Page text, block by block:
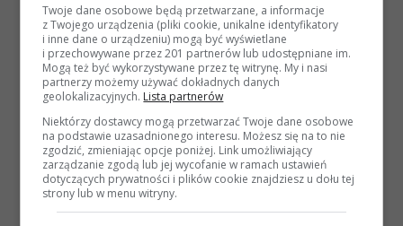
Twoje dane osobowe będą przetwarzane, a informacje
z Twojego urządzenia (pliki cookie, unikalne identyfikatory
i inne dane o urządzeniu) mogą być wyświetlane
i przechowywane przez 201 partnerów lub udostępniane im.
Mogą też być wykorzystywane przez tę witrynę. My i nasi
partnerzy możemy używać dokładnych danych
geolokalizacyjnych. Lista partnerów
Niektórzy dostawcy mogą przetwarzać Twoje dane osobowe
na podstawie uzasadnionego interesu. Możesz się na to nie
zgodzić, zmieniając opcje poniżej. Link umożliwiający
zarządzanie zgodą lub jej wycofanie w ramach ustawień
dotyczących prywatności i plików cookie znajdziesz u dołu tej
strony lub w menu witryny.